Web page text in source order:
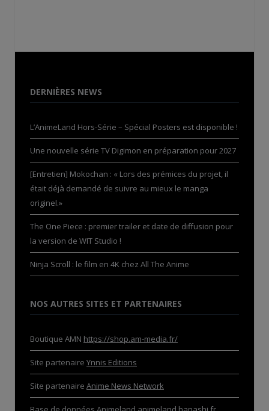
DERNIÈRES NEWS
L’AnimeLand Hors-Série – Spécial Posters est disponible !
Une nouvelle série TV Digimon en préparation pour 2027
[Entretien] Mokochan : « Lors des prémices du projet, il
était déjà demandé de suivre au mieux le manga
originel.»
The One Piece : premier trailer et date de diffusion pour
la version de WIT Studio !
Ninja Scroll : le film en 4K chez All The Anime
NOS AUTRES SITES ET PARTENAIRES
Boutique AMN https://shop.am-media.fr/
Site partenaire Ynnis Editions
Site partenaire Anime News Network